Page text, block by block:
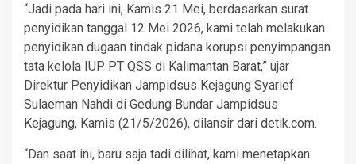
“Jadi pada hari ini, Kamis 21 Mei, berdasarkan surat
penyidikan tanggal 12 Mei 2026, kami telah melakukan
penyidikan dugaan tindak pidana korupsi penyimpangan
tata kelola IUP PT QSS di Kalimantan Barat,” ujar
Direktur Penyidikan Jampidsus Kejagung Syarief
Sulaeman Nahdi di Gedung Bundar Jampidsus
Kejagung, Kamis (21/5/2026), dilansir dari detik.com.
“Dan saat ini, baru saja tadi dilihat, kami menetapkan